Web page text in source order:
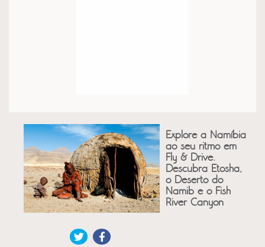
Explore a Namíbia
ao seu ritmo em
Fly & Drive.
Descubra Etosha,
o Deserto do
Namib e o Fish
River Canyon